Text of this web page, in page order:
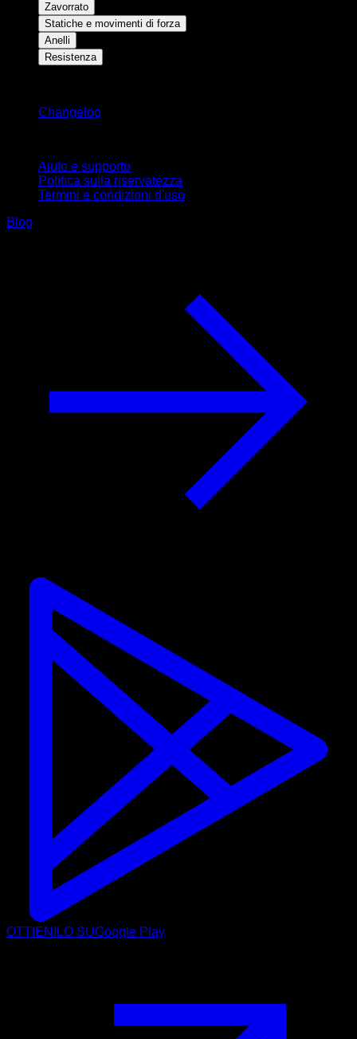
Zavorrato
Statiche e movimenti di forza
Anelli
Resistenza
Changelog
Aiuto e supporto
Politica sulla riservatezza
Termini e condizioni d'uso
Blog
OTTIENILO SUGoogle Play